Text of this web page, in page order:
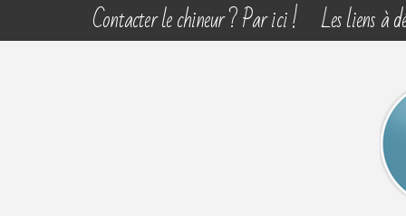
Contacter le chineur ? Par ici ! Les liens à